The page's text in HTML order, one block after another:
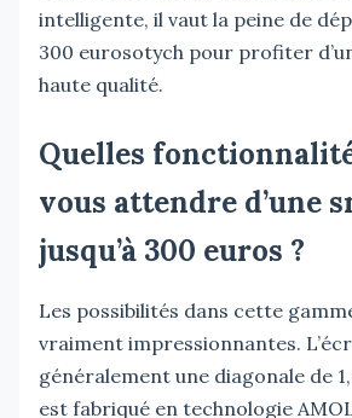
intelligente, il vaut la peine de
300 eurosotych pour profiter
haute qualité.
Quelles
vous attendre d’une
jusqu’à 300 euros ?
Les possibilités dans cette
vraiment impressionnantes.
généralement une diagonale de
est fabriqué en technologie